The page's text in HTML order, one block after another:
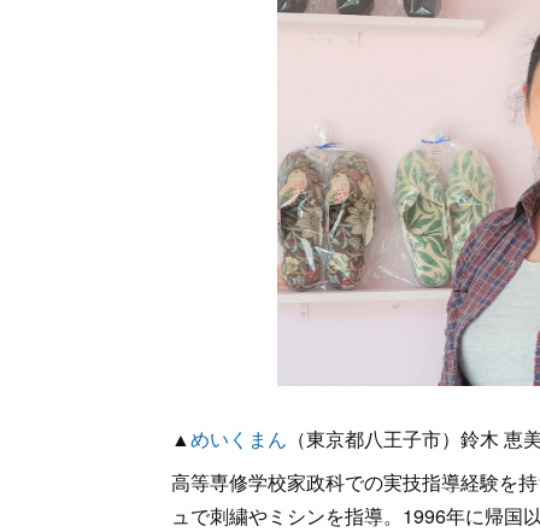
▲めいくまん （東京都八王子市）鈴木 恵
高等専修学校家政科での実技指導経験を
ュで刺繍やミシンを指導。1996年に帰国